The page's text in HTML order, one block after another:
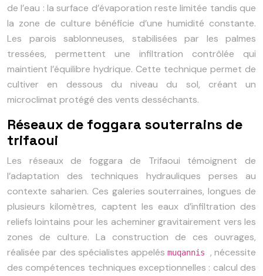
de l’eau : la surface d’évaporation reste limitée tandis que
la zone de culture bénéficie d’une humidité constante.
Les parois sablonneuses, stabilisées par les palmes
tressées, permettent une infiltration contrôlée qui
maintient l’équilibre hydrique. Cette technique permet de
cultiver en dessous du niveau du sol, créant un
microclimat protégé des vents desséchants.
Réseaux de foggara souterrains de
trifaoui
Les réseaux de foggara de Trifaoui témoignent de
l’adaptation des techniques hydrauliques perses au
contexte saharien. Ces galeries souterraines, longues de
plusieurs kilomètres, captent les eaux d’infiltration des
reliefs lointains pour les acheminer gravitairement vers les
zones de culture. La construction de ces ouvrages,
réalisée par des spécialistes appelésmuqannis , nécessite
des compétences techniques exceptionnelles : calcul des